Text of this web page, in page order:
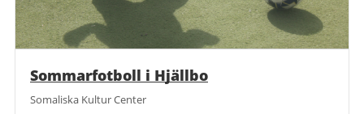
Sommarfotboll i Hjällbo
Somaliska Kultur Center